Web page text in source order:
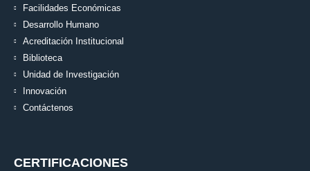
Facilidades Económicas
Desarrollo Humano
Acreditación Institucional
Biblioteca
Unidad de Investigación
Innovación
Contáctenos
CERTIFICACIONES